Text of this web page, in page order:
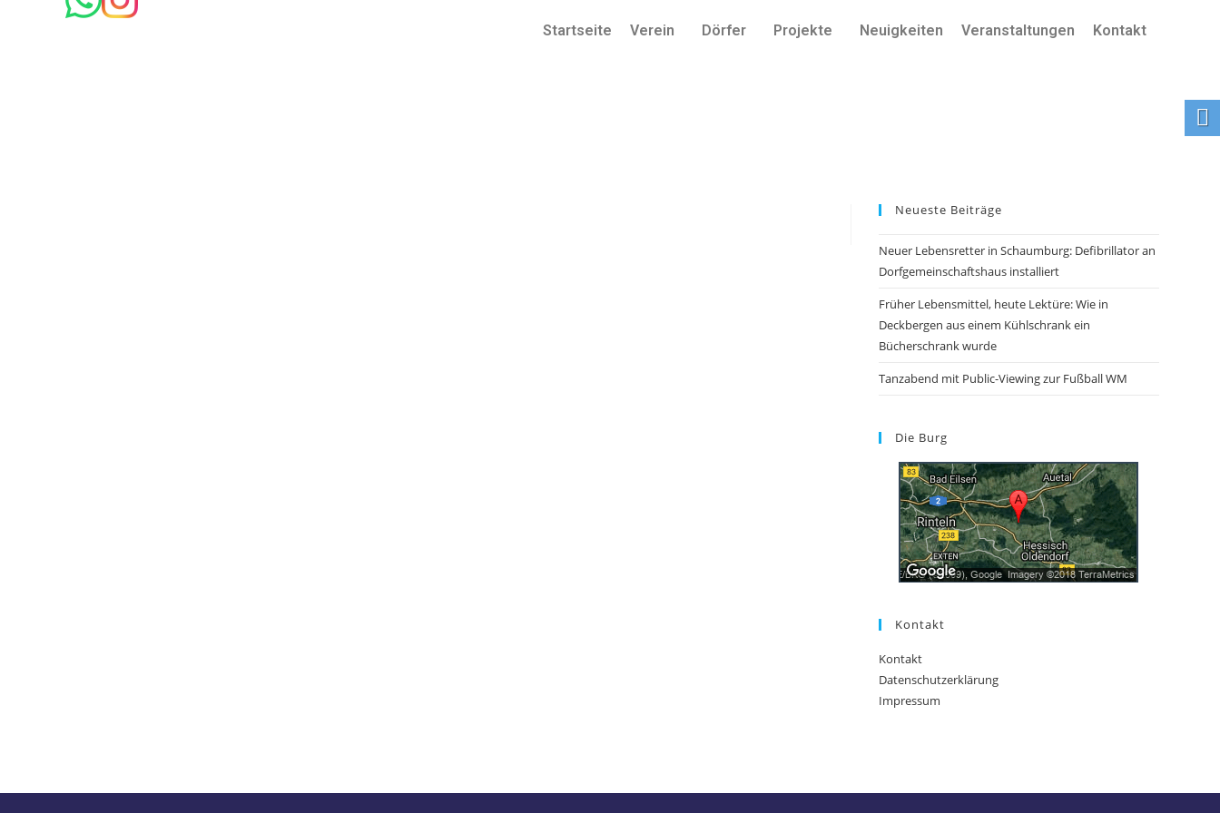
Startseite Verein Dörfer Projekte Neuigkeiten Veranstaltungen Kontakt
Neueste Beiträge
Neuer Lebensretter in Schaumburg: Defibrillator an
Dorfgemeinschaftshaus installiert
Früher Lebensmittel, heute Lektüre: Wie in
Deckbergen aus einem Kühlschrank ein
Bücherschrank wurde
Tanzabend mit Public-Viewing zur Fußball WM
Die Burg
Kontakt
Kontakt
Datenschutzerklärung
Impressum